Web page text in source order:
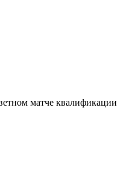
матче квалификации